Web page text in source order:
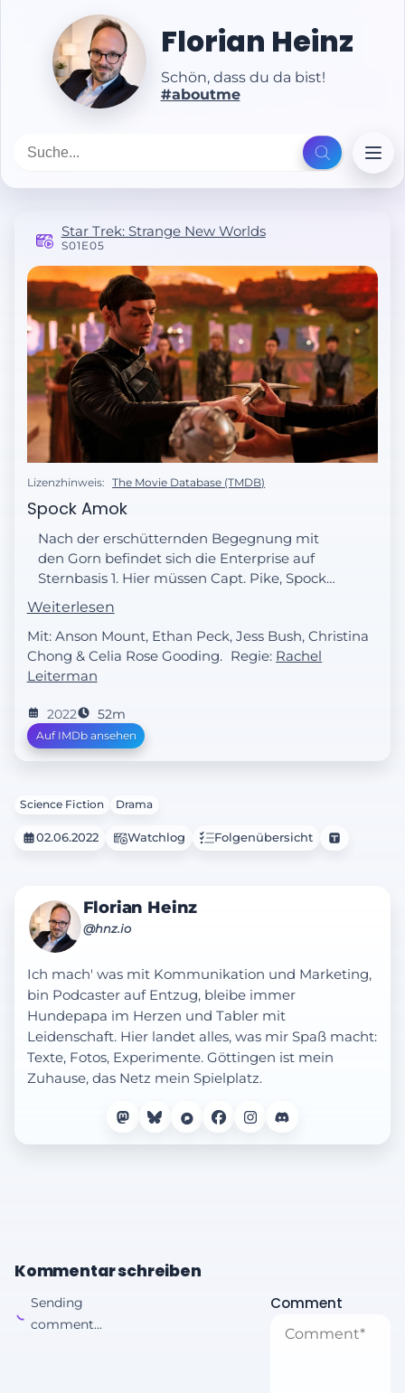
Florian Heinz
Schön, dass du da bist!
#aboutme
Star Trek: Strange New Worlds
S01E05
Lizenzhinweis: The Movie Database (TMDB)
Spock Amok
Nach der erschütternden Begegnung mit
den Gorn befindet sich die Enterprise auf
Sternbasis 1. Hier müssen Capt. Pike, Spock
und Admiral April hochbrisante,
diplomatischen Gespräche mit den
R'ongovianern führen. Ebenso kommt
Spocks Verlobte T'Pring auf das Schiff.
Number One und La'an erfahren von einem
geht angeln und Nurse Chapel muss sich
über ihre Beziehung mit Lt. Dever
klarwerden, den sie auf der Basis
Weiterlesen
Mit: Anson Mount, Ethan Peck, Jess Bush, Christina
Chong & Celia Rose Gooding. Regie: Rachel
Leiterman
2022 52m
Auf IMDb ansehen
Science Fiction Drama
02.06.2022 Watchlog Folgenübersicht
Florian Heinz
@hnz.io
Ich mach' was mit Kommunikation und Marketing,
bin Podcaster auf Entzug, bleibe immer
Hundepapa im Herzen und Tabler mit
Leidenschaft. Hier landet alles, was mir Spaß macht:
Texte, Fotos, Experimente. Göttingen ist mein
Zuhause, das Netz mein Spielplatz.
Kommentar schreiben
Sending
comment...
Comment